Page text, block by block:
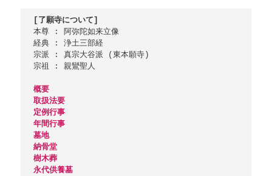
[了願寺について]
本尊 : 阿弥陀如来立像
経典 : 浄土三部経
宗派 : 真宗大谷派 (東本願寺)
宗祖 : 親鸞聖人
概要
取扱法要
定例行事
年間行事
墓地
納骨堂
樹木葬
永代供養墓